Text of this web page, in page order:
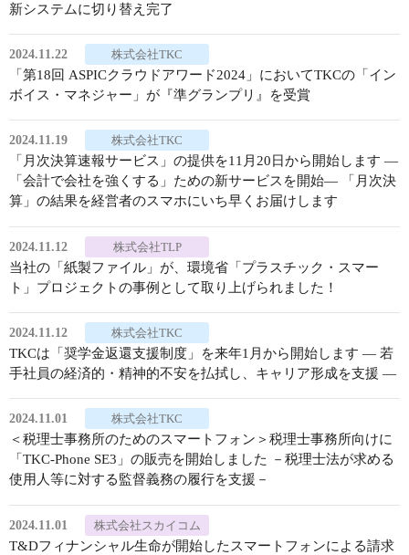
新システムに切り替え完了
2024.11.22 株式会社TKC
「第18回 ASPICクラウドアワード2024」においてTKCの「イン
ボイス・マネジャー」が『準グランプリ』を受賞
2024.11.19 株式会社TKC
「月次決算速報サービス」の提供を11月20日から開始します ―
「会計で会社を強くする」ための新サービスを開始― 「月次決
算」の結果を経営者のスマホにいち早くお届けします
2024.11.12 株式会社TLP
当社の「紙製ファイル」が、環境省「プラスチック・スマー
ト」プロジェクトの事例として取り上げられました！
2024.11.12 株式会社TKC
TKCは「奨学金返還支援制度」を来年1月から開始します ― 若
手社員の経済的・精神的不安を払拭し、キャリア形成を支援 ―
2024.11.01 株式会社TKC
＜税理士事務所のためのスマートフォン＞税理士事務所向けに
「TKC-Phone SE3」の販売を開始しました －税理士法が求める
使用人等に対する監督義務の履行を支援－
2024.11.01 株式会社スカイコム
T&Dフィナンシャル生命が開始したスマートフォンによる請求